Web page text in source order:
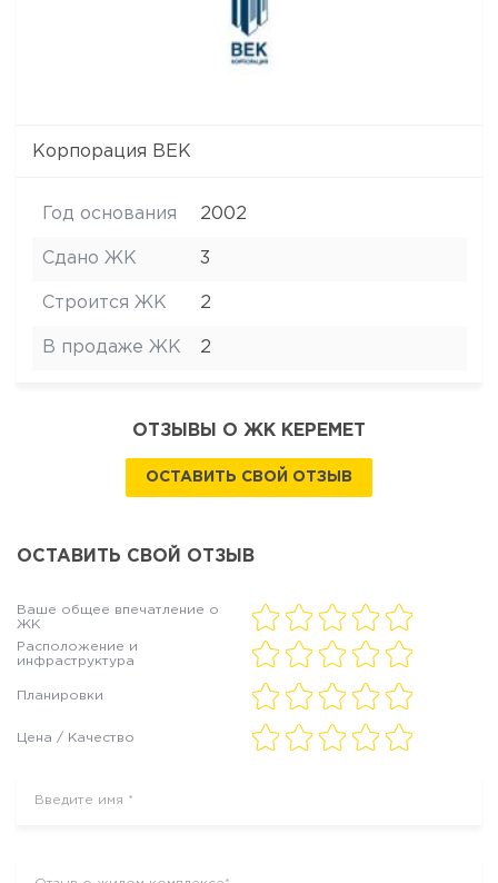
Корпорация ВЕК
Год основания 2002
Сдано ЖК 3
Строится ЖК 2
В продаже ЖК 2
ОТЗЫВЫ О ЖК КЕРЕМЕТ
ОСТАВИТЬ СВОЙ ОТЗЫВ
ОСТАВИТЬ СВОЙ ОТЗЫВ
Ваше общее впечатление о
ЖК
Расположение и
инфраструктура
Планировки
Цена / Качество